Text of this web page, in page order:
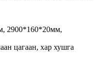
2900*160*20мм,
цагаан, хар хушга